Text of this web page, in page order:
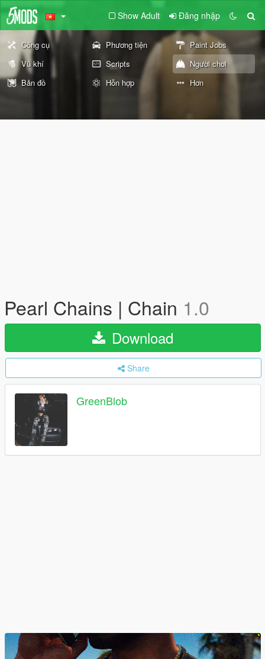
Show Adult Đăng nhập
Công cụ Phương tiện
Paint Jobs
Vũ khí
Scripts
Người chơi
Bản đồ
Hỗn hợp Hơn
Pearl Chains | Chain 1.0
Download
Share
GreenBlob